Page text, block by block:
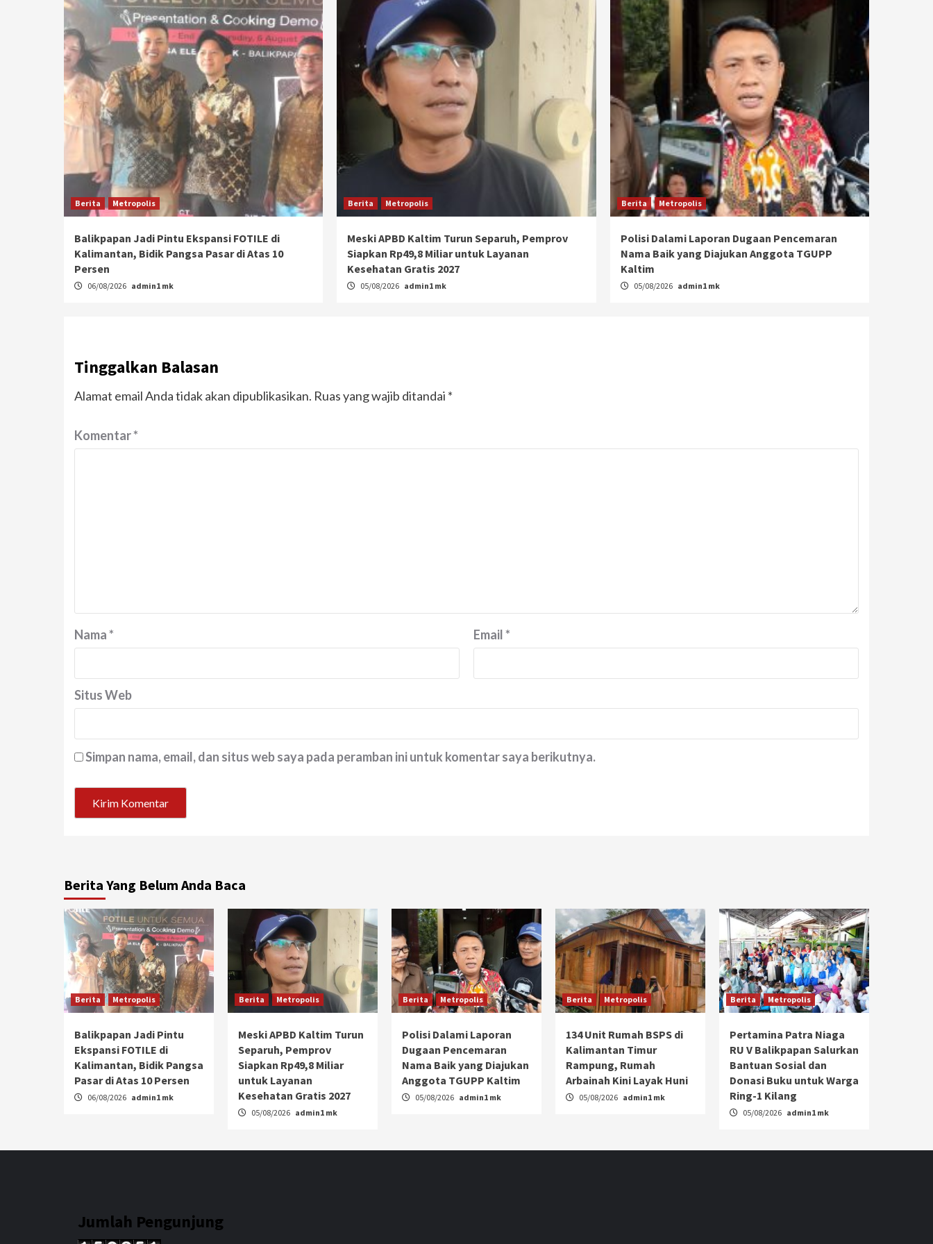
Berita Metropolis
Balikpapan Jadi Pintu Ekspansi FOTILE di
Kalimantan, Bidik Pangsa Pasar di Atas 10
Persen
06/08/2026 admin1 mk
Berita Metropolis
Meski APBD Kaltim Turun Separuh, Pemprov
Siapkan Rp49,8 Miliar untuk Layanan
Kesehatan Gratis 2027
05/08/2026 admin1 mk
Berita Metropolis
Polisi Dalami Laporan Dugaan Pencemaran
Nama Baik yang Diajukan Anggota TGUPP
Kaltim
05/08/2026 admin1 mk
Tinggalkan Balasan
Alamat email Anda tidak akan dipublikasikan. Ruas yang wajib ditandai *
Komentar*
Nama* Email*
Situs Web
Simpan nama, email, dan situs web saya pada peramban ini untuk komentar saya berikutnya.
Berita Yang Belum Anda Baca
Berita Metropolis
Balikpapan Jadi Pintu
Ekspansi FOTILE di
Kalimantan, Bidik Pangsa
Pasar di Atas 10 Persen
06/08/2026 admin1 mk
Berita Metropolis
Meski APBD Kaltim Turun
Separuh, Pemprov
Siapkan Rp49,8 Miliar
untuk Layanan
Kesehatan Gratis 2027
05/08/2026 admin1 mk
Berita Metropolis
Polisi Dalami Laporan
Dugaan Pencemaran
Nama Baik yang Diajukan
Anggota TGUPP Kaltim
05/08/2026 admin1 mk
Berita Metropolis
134 Unit Rumah BSPS di
Kalimantan Timur
Rampung, Rumah
Arbainah Kini Layak Huni
05/08/2026 admin1 mk
Berita Metropolis
Pertamina Patra Niaga
RU V Balikpapan Salurkan
Bantuan Sosial dan
Donasi Buku untuk Warga
Ring-1 Kilang
05/08/2026 admin1 mk
Jumlah Pengunjung